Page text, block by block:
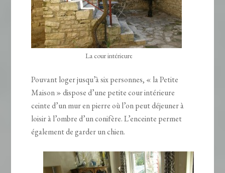
La cour intérieure
Pouvant loger jusqu’à six personnes, « la Petite
Maison » dispose d’une petite cour intérieure
ceinte d’un mur en pierre où l’on peut déjeuner à
loisir à l’ombre d’un conifère. L’enceinte permet
également de garder un chien.